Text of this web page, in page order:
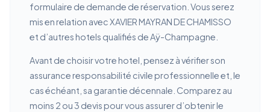
formulaire de demande de réservation. Vous serez
mis en relation avec XAVIER MAYRAN DE CHAMISSO
et d’autres hotels qualifiés de Aÿ-Champagne.
Avant de choisir votre hotel, pensez à vérifier son
assurance responsabilité civile professionnelle et, le
cas échéant, sa garantie décennale. Comparez au
moins 2 ou 3 devis pour vous assurer d’obtenir le